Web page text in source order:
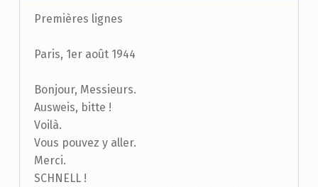
Premières lignes
Paris, 1er août 1944
Bonjour, Messieurs.
Ausweis, bitte !
Voilà.
Vous pouvez y aller.
Merci.
SCHNELL !